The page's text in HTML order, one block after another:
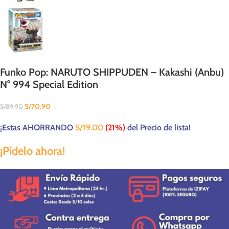
Funko Pop: NARUTO SHIPPUDEN – Kakashi (Anbu)
N° 994 Special Edition
S/89.90 S/70.90
¡Estas AHORRANDO S/19.00 (21%) del Precio de lista!
¡Pídelo ahora!